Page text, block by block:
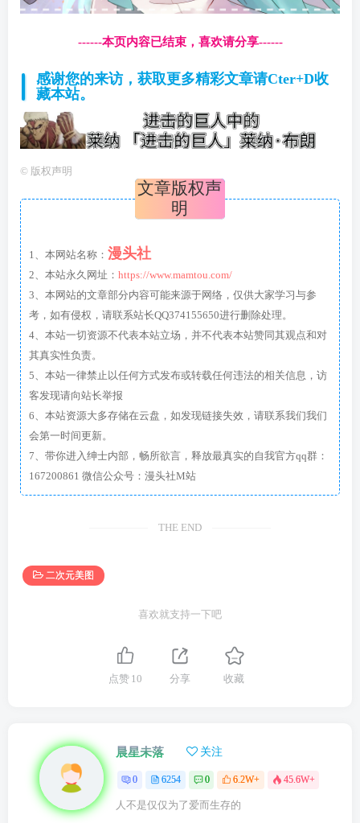
------本页内容已结束，喜欢请分享------
感谢您的来访，获取更多精彩文章请Cter+D收
藏本站。
© 版权声明
文章版权声
明
1、本网站名称： 漫头社
2、本站永久网址： https://www.mamtou.com/
3、本网站的文章部分内容可能来源于网络，仅供大家学习与参
考，如有侵权，请联系站长QQ374155650进行删除处理。
4、本站一切资源不代表本站立场，并不代表本站赞同其观点和对
其真实性负责。
5、本站一律禁止以任何方式发布或转载任何违法的相关信息，访
客发现请向站长举报
6、本站资源大多存储在云盘，如发现链接失效，请联系我们我们
会第一时间更新。
7、带你进入绅士内部，畅所欲言，释放最真实的自我官方qq群：
167200861 微信公众号：漫头社M站
THE END
二次元美图
喜欢就支持一下吧
点赞 10 分享 收藏
晨星未落 关注
0 6254 0 6.2W+ 45.6W+
人不是仅仅为了爱而生存的